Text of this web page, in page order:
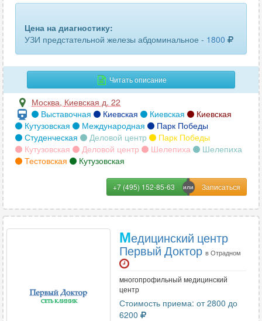
мочеточников
мягких тканей
мягких тканей лица 62
мягких тканей шеи
надпочечников
органов брюшной полости
284
органов малого таза трансвагинальное 280
органов мошонки
144
периферических лимфоузлов 75
Цена на диагностику:
УЗИ предстательной железы абдоминальное - 1800
Читать описание
Москва, Киевская д. 22
Выставочная
Киевская Киевская
Киевская
Кутузовская
Международная
Парк Победы
Студенческая
Деловой центр
Парк Победы
Кутузовская
Деловой центр Шелепиха
Шелепиха
Тестовская
Кутузовская
+7 (495) 152-85-63
Медицинский центр
Первый Доктор в Отрадном
многопрофильный медицинский
центр
Стоимость приема: от 2800 до
6200